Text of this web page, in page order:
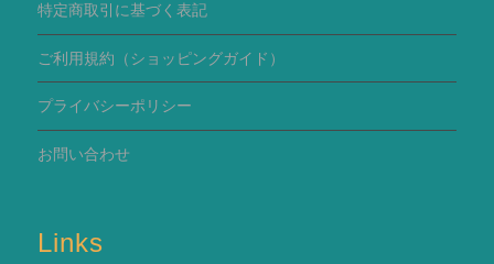
特定商取引に基づく表記
ご利用規約 （ショッピングガイド）
プライバシーポリシー
お問い合わせ
Links